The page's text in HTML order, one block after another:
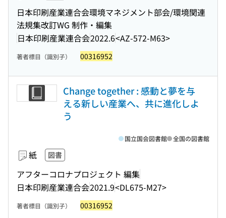
日本印刷産業連合会環境マネジメント部会/環境関連
法規集改訂WG 制作・編集
日本印刷産業連合会2022.6<AZ-572-M63>
著者標目（識別子） 00316952
Change together : 感動と夢を与
える新しい産業へ、共に進化しよ
う
紙 図書
アフターコロナプロジェクト 編集
日本印刷産業連合会2021.9<DL675-M27>
国立国会図書館 全国の図書館
著者標目（識別子） 00316952